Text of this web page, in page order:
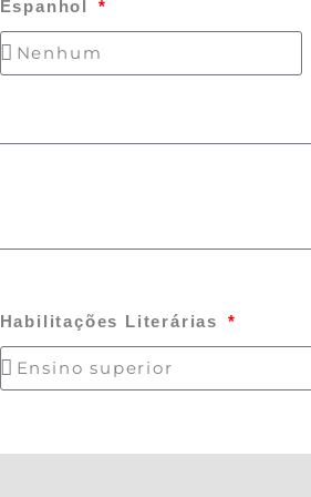
Espanhol
Habilitações Literárias